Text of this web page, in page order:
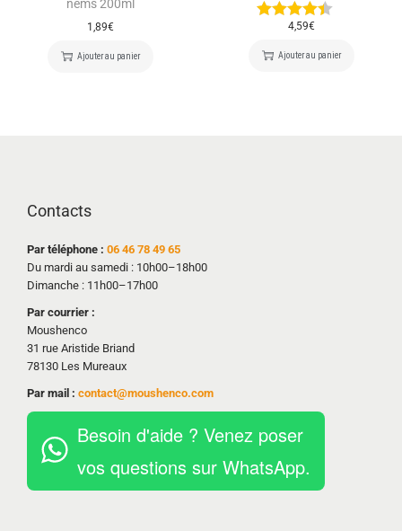
nems 200ml
1,89€
Ajouter au panier
4,59€
Ajouter au panier
Contacts
Par téléphone : 06 46 78 49 65
Du mardi au samedi : 10h00–18h00
Dimanche : 11h00–17h00
Par courrier :
Moushenco
31 rue Aristide Briand
78130 Les Mureaux
Par mail : contact@moushenco.com
Besoin d'aide ? Venez poser
vos questions sur WhatsApp.